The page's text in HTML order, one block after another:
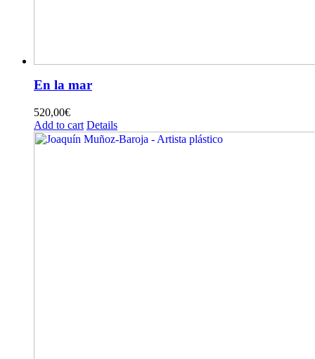
En la mar
520,00€
Add to cart Details